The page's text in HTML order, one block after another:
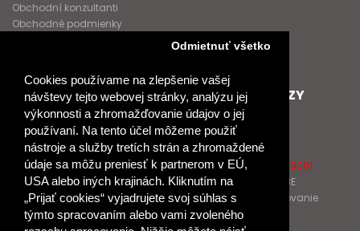
Cookies používame na zlepšenie vašej
návštevy tejto webovej stránky, analýzu jej
výkonnosti a zhromažďovanie údajov o jej
používaní. Na tento účel môžeme použiť
nástroje a služby tretích strán a zhromaždené
údaje sa môžu preniesť k partnerom v EÚ,
USA alebo iných krajinách. Kliknutím na
„Prijať cookies“ vyjadrujete svoj súhlas s
týmto spracovaním alebo vami zvoleného
Odmietnuť všetko
Obchodní konzultanti
Obchodné podmienky
SPOLUPRACUJEME
Podporujeme
Naše projekty
Spolupracujeme
Pošlite nám správu
ĎALŠIE ODKAZY
O Raabe
O Klett
Naši autori
Certifikát kvality ISO 9001
Klientska zóna RAABE
Katalógy na prelistovanie